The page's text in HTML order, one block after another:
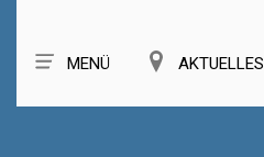
MENÜ AKTUELLES